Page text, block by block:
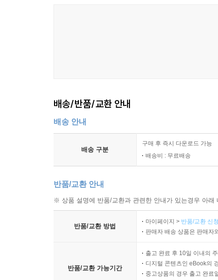
배송/반품/교환 안내
배송 안내
배송 구분
구매 후 즉시 다운로드 가능
배송비 : 무료배송
반품/교환 안내
※ 상품 설명에 반품/교환과 관련한 안내가 있는경우 아
반품/교환 방법
마이페이지 > 반품/교환 신
판매자 배송 상품은 판매자
반품/교환 가능기간
출고 완료 후 10일 이내의
디지털 콘텐츠인 eBook의
중고상품의 경우 출고 완료